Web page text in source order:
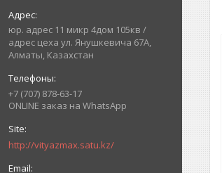
юр. адрес 11 микр 4дом 105кв /
адрес цеха ул. Янушкевича 67А,
Алматы, Казахстан
+7 (707) 878-63-17
ONLINE заказ на WhatsApp
http://vityazmax.satu.kz/